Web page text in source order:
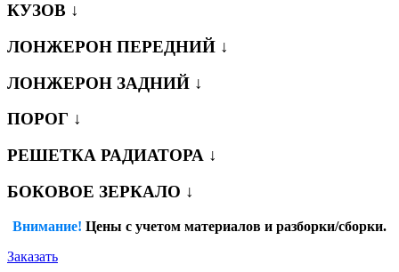
КУЗОВ ↓
ЛОНЖЕРОН ПЕРЕДНИЙ ↓
ЛОНЖЕРОН ЗАДНИЙ ↓
ПОРОГ ↓
РЕШЕТКА РАДИАТОРА ↓
БОКОВОЕ ЗЕРКАЛО ↓
Внимание! Цены с учетом материалов и разборки/сборки.
Заказать